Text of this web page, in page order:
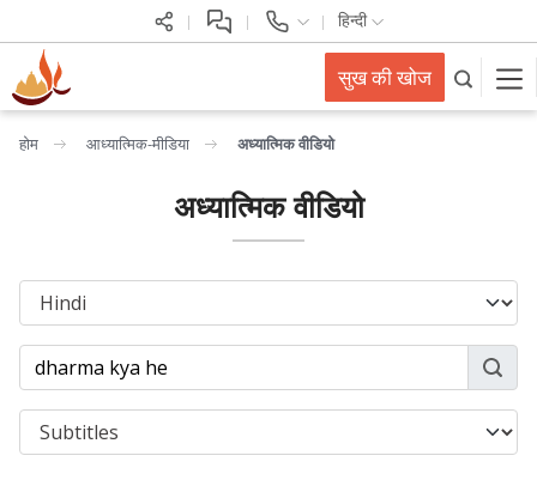
हिन्दी
सुख की खोज
होम आध्यात्मिक-मीडिया अध्यात्मिक वीडियो
अध्यात्मिक वीडियो